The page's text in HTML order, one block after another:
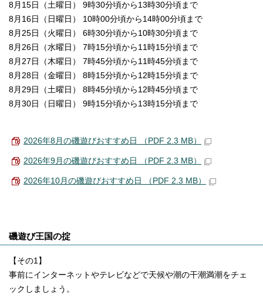
8月15日（土曜日） 9時30分頃から13時30分頃まで
8月16日（日曜日） 10時00分頃から14時00分頃まで
8月25日（火曜日） 6時30分頃から10時30分頃まで
8月26日（水曜日） 7時15分頃から11時15分頃まで
8月27日（木曜日） 7時45分頃から11時45分頃まで
8月28日（金曜日） 8時15分頃から12時15分頃まで
8月29日（土曜日） 8時45分頃から12時45分頃まで
8月30日（日曜日） 9時15分頃から13時15分頃まで
2026年8月の磯遊びおすすめ日 （PDF 2.3 MB）
2026年9月の磯遊びおすすめ日 （PDF 2.3 MB）
2026年10月の磯遊びおすすめ日 （PDF 2.3 MB）
磯遊び王国の掟
【その1】
事前にインターネットやテレビなどで天候や潮の干潮満潮をチェ
ックしましょう。